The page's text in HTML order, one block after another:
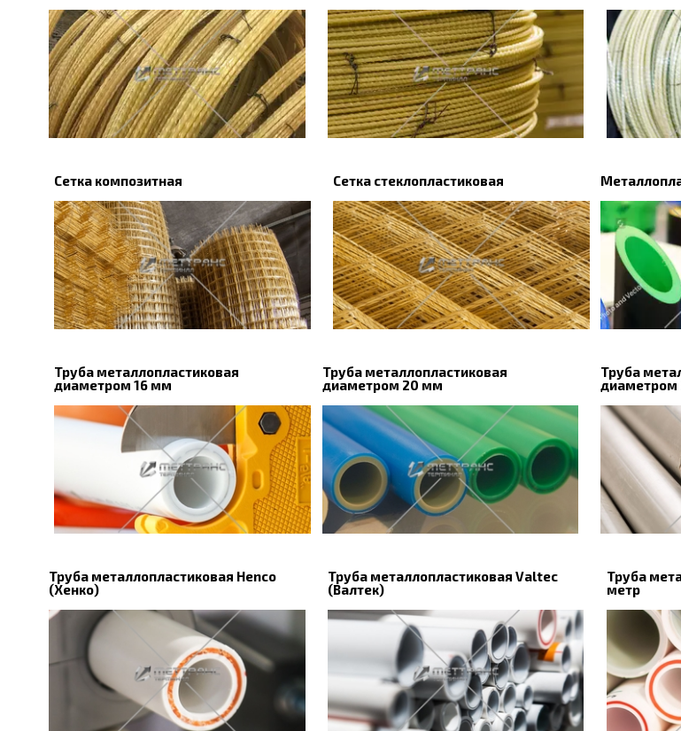
Сетка композитная Сетка стеклопластиковая
Труба металлопластиковая
диаметром 16 мм
Труба металлопластиковая
диаметром 20 мм
Труба
диаметром
Труба металлопластиковая Henco
(Хенко)
Труба металлопластиковая Valtec
(Валтек)
Труба
метр